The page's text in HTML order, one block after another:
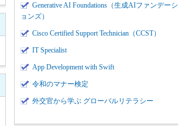
Generative AI Foundations（生成AIファンデーシ
ョンズ）
Cisco Certified Support Technician（CCST）
IT Specialist
App Development with Swift
令和のマナー検定
外交官から学ぶ グローバルリテラシー